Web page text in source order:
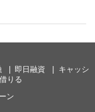
即日融資
キャッシ
りる
ン